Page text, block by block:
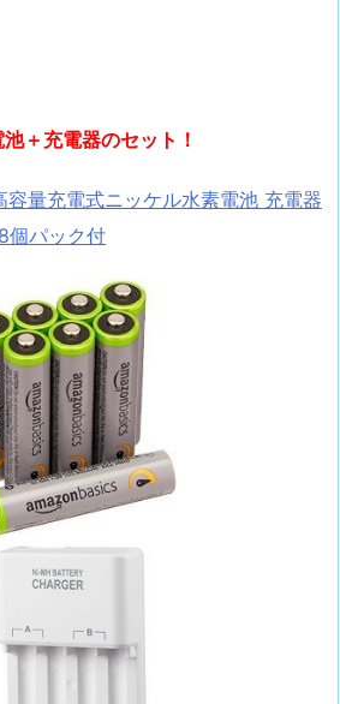
＋充電器のセット！
量充電式ニッケル水素電池 充電器
パック付